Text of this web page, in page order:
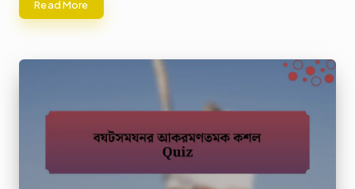
Read More